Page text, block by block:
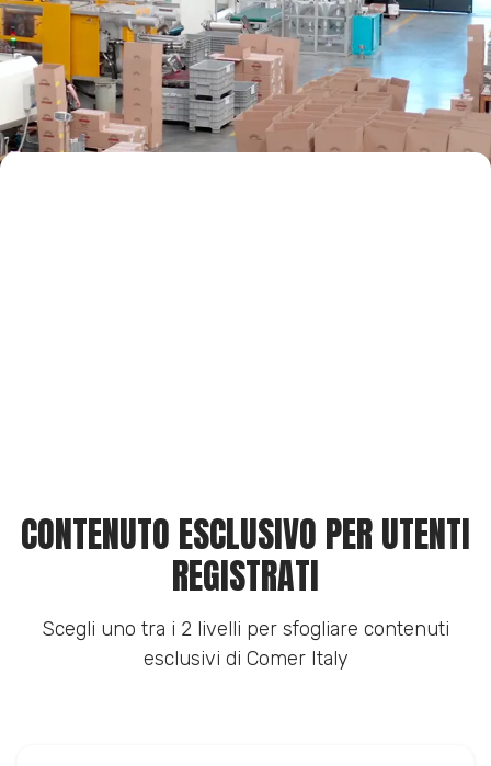
CONTENUTO ESCLUSIVO PER UTENTI
REGISTRATI
Scegli uno tra i 2 livelli per sfogliare contenuti
esclusivi di Comer Italy